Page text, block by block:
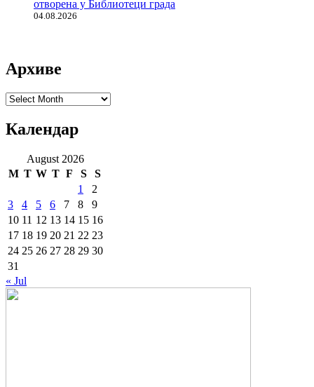
отворена у Библиотеци града
04.08.2026
Архиве
Архиве
Календар
August 2026
M T W T F S
S
1
2
3
4 5 6 7 8
9
10 11 12 13 14 15 16
17 18 19 20 21 22 23
24 25 26 27 28 29 30
31
« Jul